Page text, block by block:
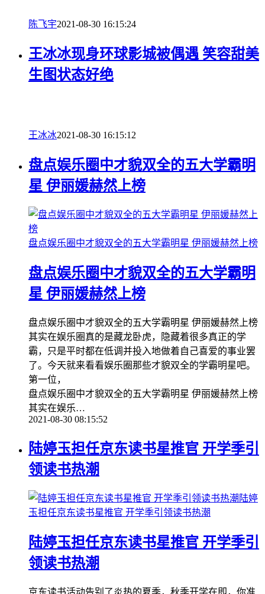
陈飞宇2021-08-30 16:15:24
王冰冰现身环球影城被偶遇 笑容甜美
生图状态好绝
王冰冰2021-08-30 16:15:12
盘点娱乐圈中才貌双全的五大学霸明
星 伊丽媛赫然上榜
盘点娱乐圈中才貌双全的五大学霸明星 伊丽媛赫然上榜
盘点娱乐圈中才貌双全的五大学霸明
星 伊丽媛赫然上榜
盘点娱乐圈中才貌双全的五大学霸明星 伊丽媛赫然上榜
其实在娱乐圈真的是藏龙卧虎，隐藏着很多真正的学
霸，只是平时都在低调并投入地做着自己喜爱的事业罢
了。今天就来看看娱乐圈那些才貌双全的学霸明星吧。
第一位，
盘点娱乐圈中才貌双全的五大学霸明星 伊丽媛赫然上榜
其实在娱乐…
2021-08-30 08:15:52
陆婷玉担任京东读书星推官 开学季引
领读书热潮
陆婷
玉担任京东读书星推官 开学季引领读书热潮
陆婷玉担任京东读书星推官 开学季引
领读书热潮
京东读书活动告别了炎热的夏季，秋季开学在即，你准